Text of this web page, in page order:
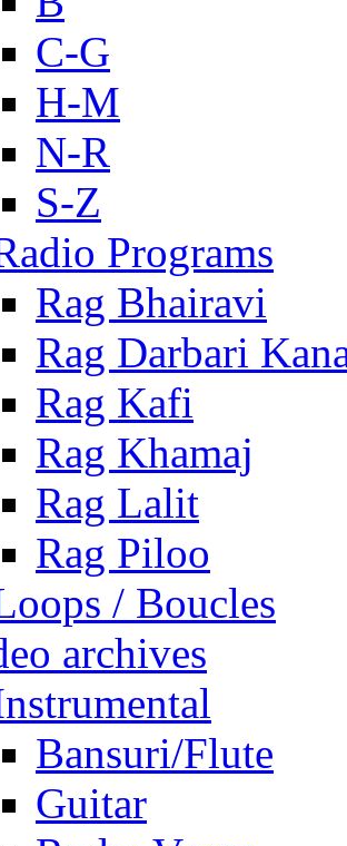
C-G
H-M
N-R
S-Z
Programs
Rag Bhairavi
Rag Darbari
Rag Kafi
Rag Khamaj
Rag Lalit
Rag Piloo
/ Boucles
archives
Bansuri/Flute
Guitar